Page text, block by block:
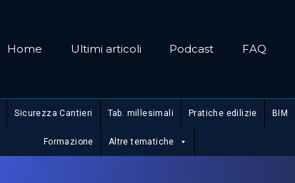
Home Ultimi articoli Podcast FAQ
Sicurezza Cantieri Tab. millesimali Pratiche edilizie BIM
Formazione Altre tematiche